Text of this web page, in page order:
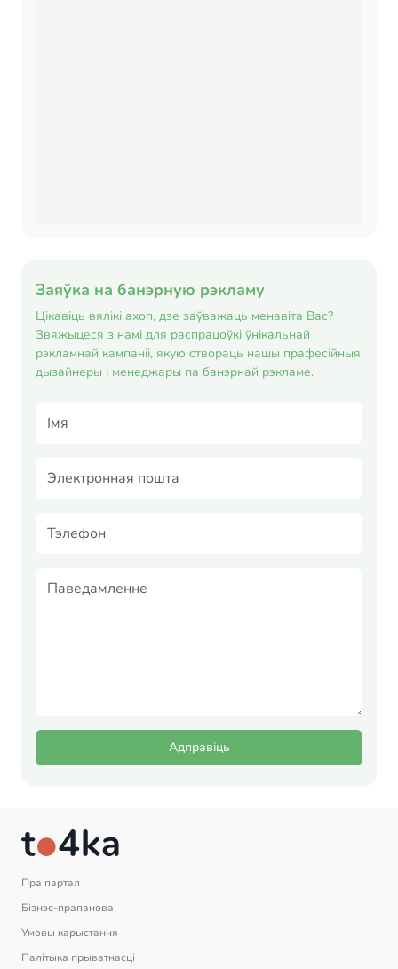
Заяўка на банэрную рэкламу
Цікавіць вялікі ахоп, дзе заўважаць менавіта Вас?
Звяжыцеся з намі для распрацоўкі ўнікальнай
рэкламнай кампаніі, якую створаць нашы прафесійныя
дызайнеры і менеджары па банэрнай рэкламе.
Адправіць
Пра партал
Бізнэс-прапанова
Умовы карыстання
Палітыка прыватнасці